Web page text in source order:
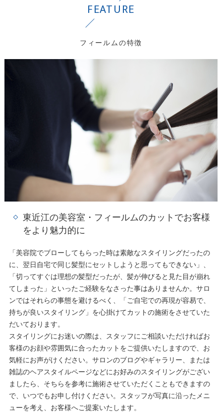
フィールムの特徴
FEATURE
東近江の美容室・フィールムのカットでお客様
をより魅力的に
「美容院でブローしてもらった時は素敵なスタイリングだったの
に、翌日自宅で同じ髪型にセットしようと思ってもできない」、
「切ってすぐは理想の髪型だったが、髪が伸びると見た目が崩れ
てしまった」といったご経験をなさった事はありませんか。サロ
ンではそれらの事態を避けるべく、「ご自宅での再現が容易で、
持ちが良いスタイリング」を心掛けてカットの施術をさせていた
だいております。
スタイリングにお迷いの際は、スタッフにご相談いただければお
客様のお顔や雰囲気に合ったカットをご提供いたしますので、お
気軽にお声がけください。サロンのブログやギャラリー、または
雑誌のヘアスタイルページなどにお好みのスタイリングがござい
ましたら、そちらを参考に施術させていただくこともできますの
で、いつでもお申し付けください。スタッフが写真に沿ったメニ
ューを考え、お客様へご提案いたします。